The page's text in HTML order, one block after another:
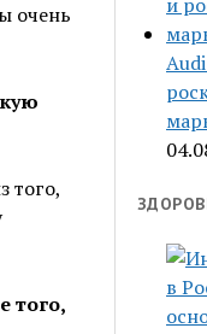
очень
того,
того,